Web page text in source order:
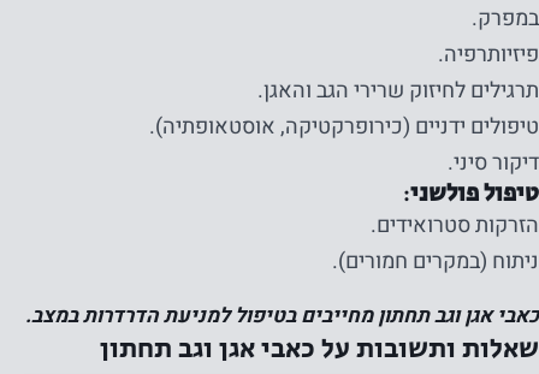
במפרק.
פיזיותרפיה.
תרגילים לחיזוק שרירי הגב והאגן.
טיפולים ידניים (כירופרקטיקה, אוסטאופתיה).
דיקור סיני.
טיפול פולשני:
הזרקות סטרואידים.
ניתוח (במקרים חמורים).
כאבי אגן וגב תחתון מחייבים בטיפול למניעת הדרדרות במצב.
שאלות ותשובות על כאבי אגן וגב תחתון
על מנת שנוכל
השימוש
באתר.